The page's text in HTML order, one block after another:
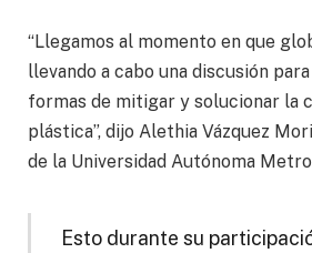
“Llegamos al momento en que
llevando a cabo una discusión
formas de mitigar y solucionar la
plástica”, dijo Alethia Vázquez
de la Universidad Autónoma
Esto durante su